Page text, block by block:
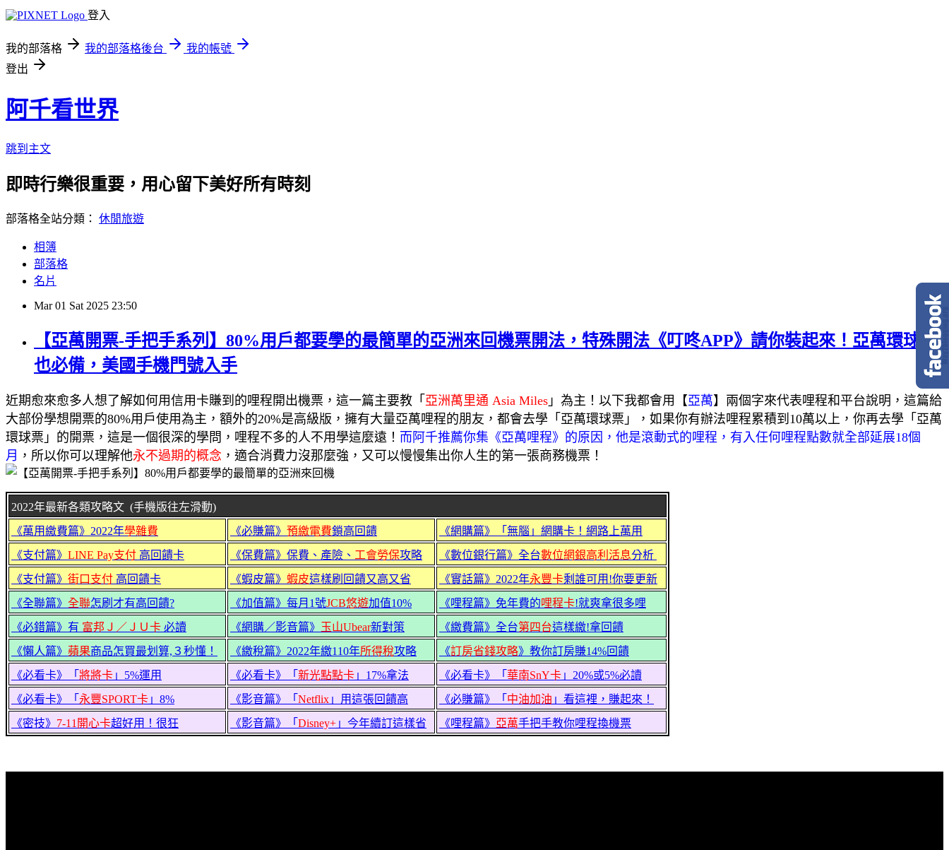
登入
我的部落格 我的部落格後台
我的帳號
登出
阿千看世界
跳到主文
即時行樂很重要，用心留下美好所有時刻
部落格全站分類： 休閒旅遊
相簿
部落格
名片
Mar 01 Sat 2025 23:50
【亞萬開票-手把手系列】80%用戶都要學的最簡單的亞洲來回機票開法，特殊開法《叮咚APP》請你裝起來！亞萬環球票
也必備，美國手機門號入手
近期愈來愈多人想了解如何用信用卡賺到的哩程開出機票，這一篇主要教「 亞洲萬里通 Asia Miles 」為主！以下我都會用【亞萬】兩個字來代表哩程和平台說明，這篇給
大部份學想開票的80%用戶使用為主，額外的20%是高級版，擁有大量亞萬哩程的朋友，都會去學「亞萬環球票」，如果你有辦法哩程累積到10萬以上，你再去學「亞萬
環球票」的開票，這是一個很深的學問，哩程不多的人不用學這麼遠！ 而阿千推薦你集《亞萬哩程》的原因，他是滾動式的哩程，有入任何哩程點數就全部延展18個
月 ，所以你可以理解他永不過期的概念 ，適合消費力沒那麼強，又可以慢慢集出你人生的第一張商務機票！
2022年最新各類攻略文 (手機版往左滑動)
《萬用繳費篇》2022年學雜費 《必賺篇》 預繳電費鎖高回饋
《網購篇》「無腦」網購卡！網路上萬用
《支付篇》 LINE Pay支付 高回饋卡 《保費篇》保費、產險、 工會勞保攻略 《數位銀行篇》全台數位網銀高利活息分析
《支付篇》 街口支付 高回饋卡 《蝦皮篇》 蝦皮這樣刷回饋又高又省 《實話篇》2022年永豐卡剩誰可用!你要更新
《全聯篇》 全聯怎刷才有高回饋? 《加值篇》每月1號JCB悠遊加值10% 《哩程篇》免年費的哩程卡!就爽拿很多哩
《必錯篇》有 富邦Ｊ／ＪＵ卡 必讀 《網購／影音篇》 玉山Ubear新對策 《繳費篇》全台第四台這樣繳!拿回饋
《懶人篇》 蘋果商品怎買最划算,３秒懂！ 《繳稅篇》2022年繳110年所得稅攻略 《訂房省錢攻略》教你訂房賺14%回饋
《必看卡》「 將將卡 」5%運用 《必看卡》「 新光點點卡 」17%拿法 《必看卡》「 華南SnY卡 」20%或5%必讀
《必看卡》「 永豐SPORT卡 」8% 《影音篇》「 Netflix 」用這張回饋高 《必賺篇》「 中油加油 」看這裡，賺起來！
《密技》 7-11開心卡超好用！很狂 《影音篇》「 Disney+ 」今年續訂這樣省 《哩程篇》 亞萬手把手教你哩程換機票